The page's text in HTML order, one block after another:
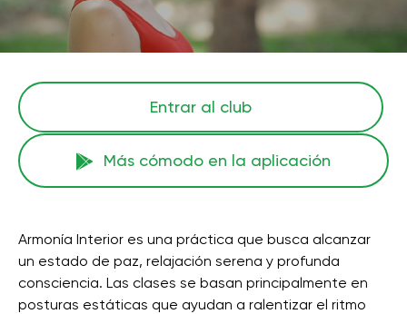
Entrar al club
Más cómodo en la aplicación
Armonía Interior es una práctica que busca alcanzar
un estado de paz, relajación serena y profunda
consciencia. Las clases se basan principalmente en
posturas estáticas que ayudan a ralentizar el ritmo